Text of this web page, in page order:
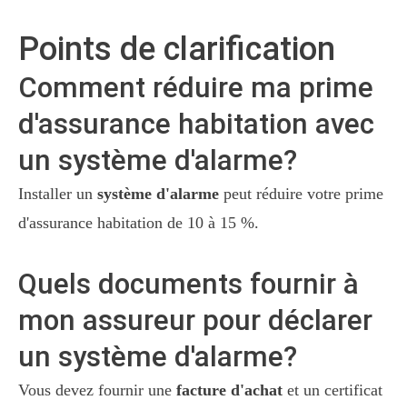
Points de clarification
Comment réduire ma prime
d'assurance habitation avec
un système d'alarme?
Installer un système d'alarme peut réduire votre prime
d'assurance habitation de 10 à 15 %.
Quels documents fournir à
mon assureur pour déclarer
un système d'alarme?
Vous devez fournir une facture d'achat et un certificat